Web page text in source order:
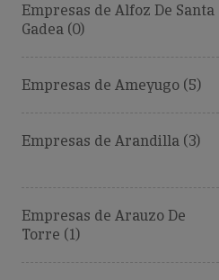
Empresas de Alfoz De Santa
Gadea (0)
Empresas de Ameyugo (5)
Empresas de Arandilla (3)
Empresas de Arauzo De
Torre (1)